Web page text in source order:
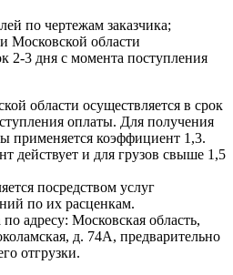
по чертежам заказчика;
Московской области
2-3 дня с момента поступления
области осуществляется в срок
оплаты. Для получения
применяется коэффициент 1,3.
действует и для грузов свыше 1,5
посредством услуг
по их расценкам.
адресу: Московская область,
д. 74А, предварительно
отгрузки.